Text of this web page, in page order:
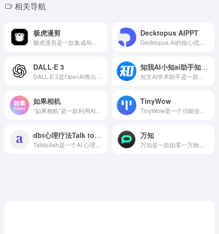
相关导航
极虎漫剪 Decktopus AIPPT
DALL·E 3 知我AI小知ai助手知文ai学术助手
如果相机 TinyWow
dbt心理疗法Talk to Ash 万知